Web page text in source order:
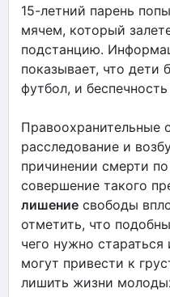
15-летний парень
мячем, который
подстанцию.
показывает, что дети
футбол, и
Правоохранительные
расследование и
причинении смерти
совершение такого
лишение свободы
отметить, что
чего нужно стараться
могут привести к
лишить жизни